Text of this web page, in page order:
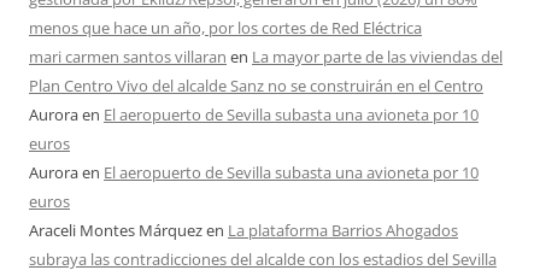
menos que hace un año, por los cortes de Red Eléctrica
mari carmen santos villaran en La mayor parte de las viviendas del
Plan Centro Vivo del alcalde Sanz no se construirán en el Centro
Auroraen El aeropuerto de Sevilla subasta una avioneta por 10
euros
Auroraen El aeropuerto de Sevilla subasta una avioneta por 10
euros
Araceli Montes Márquezen La plataforma Barrios Ahogados
subraya las contradicciones del alcalde con los estadios del Sevilla